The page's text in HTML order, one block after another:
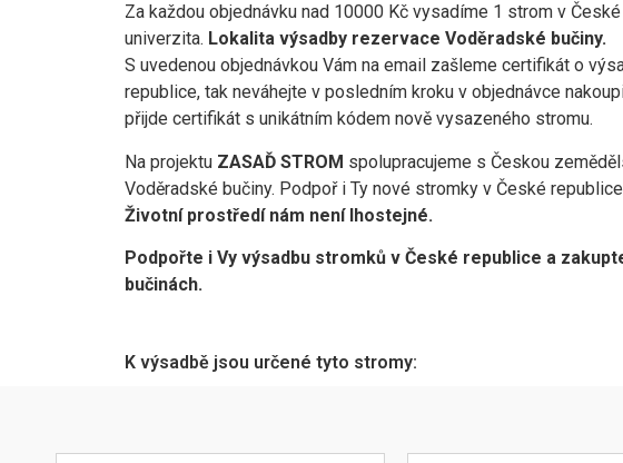
Za každou objednávku nad 10000 Kč vysadíme 1 strom v
univerzita. Lokalita výsadby rezervace Voděradské bučiny.
S uvedenou objednávkou Vám na email zašleme certifikát o
republice, tak neváhejte v posledním kroku v objednávce
přijde certifikát s unikátním kódem nově vysazeného stromu.
Na projektu ZASAĎ STROM spolupracujeme s Českou
Voděradské bučiny. Podpoř i Ty nové stromky v České
Životní prostředí nám není lhostejné.
Podpořte i Vy výsadbu stromků v České republice a
bučinách.
K výsadbě jsou určené tyto stromy: